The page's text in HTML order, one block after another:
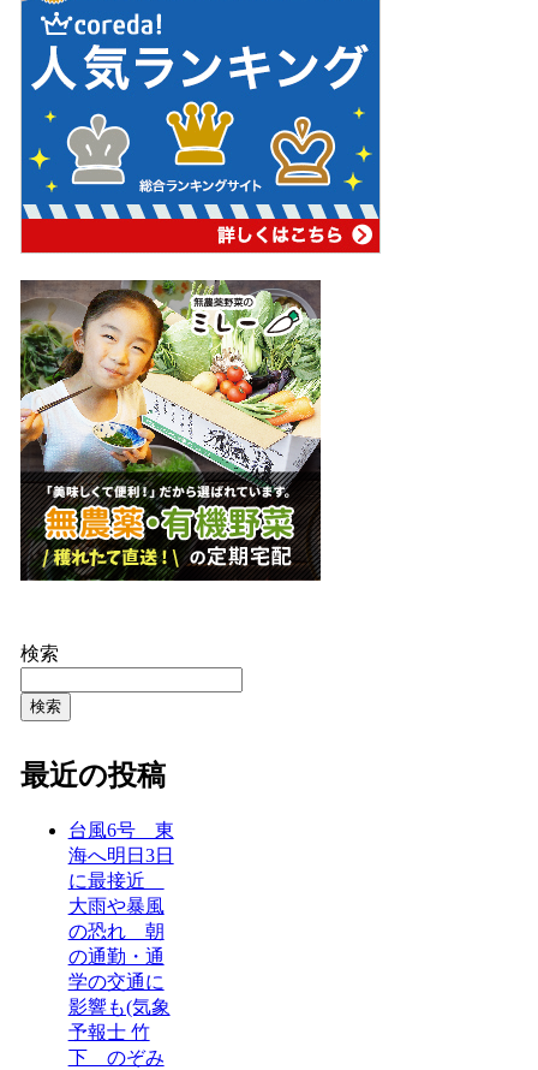
検索
検索
最近の投稿
台風6号 東
海へ明日3日
に最接近
大雨や暴風
の恐れ 朝
の通勤・通
学の交通に
影響も(気象
予報士 竹
下 のぞみ